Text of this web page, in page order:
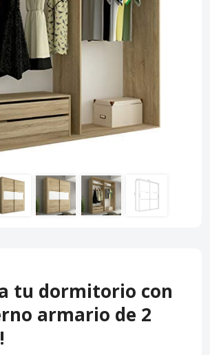
tu dormitorio con
armario de 2